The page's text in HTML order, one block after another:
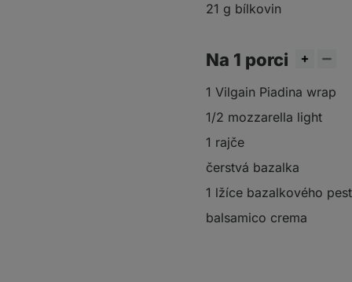
21 g bílkovin
Na 1 porci
1 Vilgain Piadina wrap
1/2 mozzarella light
1 rajče
čerstvá bazalka
1 lžíce bazalkového
balsamico crema